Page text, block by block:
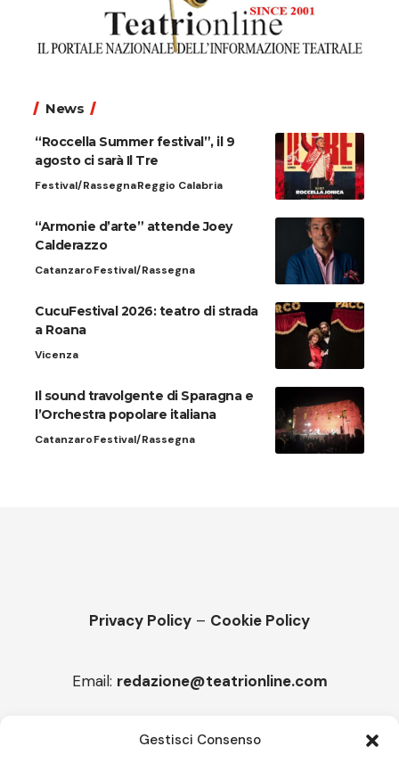
Gestisci Consenso
News
“Roccella Summer festival”, il 9
agosto ci sarà Il Tre
Festival/RassegnaReggio Calabria
“Armonie d’arte” attende Joey
Calderazzo
CatanzaroFestival/Rassegna
CucuFestival 2026: teatro di strada
a Roana
Vicenza
Il sound travolgente di Sparagna e
l’Orchestra popolare italiana
CatanzaroFestival/Rassegna
Privacy Policy – Cookie Policy
Email: redazione@teatrionline.com